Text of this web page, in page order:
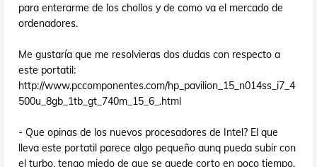
para enterarme de los chollos y de como va el mercado de
ordenadores.
Me gustaría que me resolvieras dos dudas con respecto a
este portatil:
http://www.pccomponentes.com/hp_pavilion_15_n014ss_i7_4
500u_8gb_1tb_gt_740m_15_6_.html
- Que opinas de los nuevos procesadores de Intel? El que
lleva este portatil parece algo pequeño aunq pueda subir con
el turbo, tengo miedo de que se quede corto en poco tiempo.